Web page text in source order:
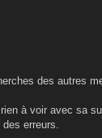
des autres
à voir avec sa
erreurs.